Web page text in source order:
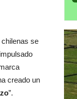
se
creado un
”.